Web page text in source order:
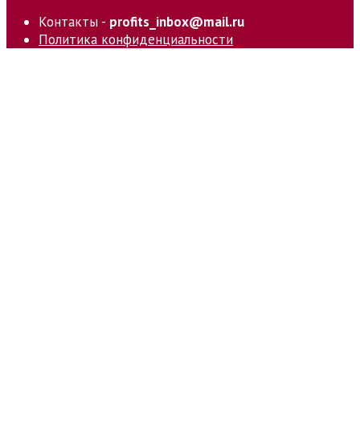
Контакты - profits_inbox@mail.ru
Политика конфиденциальности